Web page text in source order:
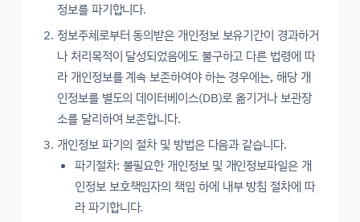
정보를 파기합니다.
정보주체로부터 동의받은 개인정보 보유기간이 경과하거
나 처리목적이 달성되었음에도 불구하고 다른 법령에 따
라 개인정보를 계속 보존하여야 하는 경우에는, 해당 개
인정보를 별도의 데이터베이스(DB)로 옮기거나 보관장
소를 달리하여 보존합니다.
개인정보 파기의 절차 및 방법은 다음과 같습니다.
파기절차: 불필요한 개인정보 및 개인정보파일은 개
인정보 보호책임자의 책임 하에 내부 방침 절차에 따
라 파기합니다.